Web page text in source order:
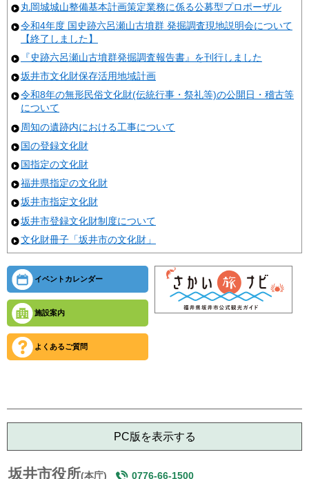
丸岡城城山整備基本計画策定業務に係る公募型プロポーザル
令和4年度 国史跡六呂瀬山古墳群 発掘調査現地説明会について
【終了しました】
『史跡六呂瀬山古墳群発掘調査報告書』を刊行しました
坂井市文化財保存活用地域計画
令和8年の無形民俗文化財(伝統行事・祭礼等)の公開日・稽古等
について
周知の遺跡内における工事について
国の登録文化財
国指定の文化財
福井県指定の文化財
坂井市指定文化財
坂井市登録文化財制度について
文化財冊子「坂井市の文化財」
イベントカレンダー
施設案内
よくあるご質問
PC版を表示する
坂井市役所(本庁) 0776-66-1500